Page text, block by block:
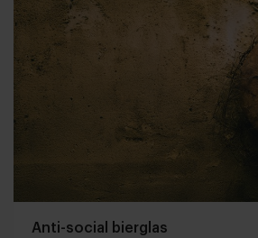
Anti-social bierglas